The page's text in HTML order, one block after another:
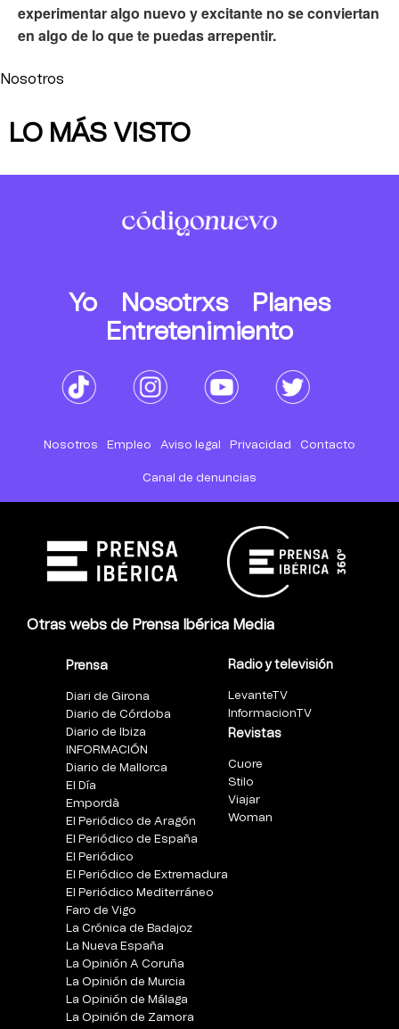
experimentar algo nuevo y excitante no se conviertan
en algo de lo que te puedas arrepentir.
Nosotros
LO MÁS VISTO
Yo Nosotrxs
Planes
Entretenimiento
Nosotros Empleo Aviso legal Privacidad Contacto
Canal de denuncias
Otras webs de Prensa Ibérica Media
Prensa
Diari de Girona
Diario de Córdoba
Diario de Ibiza
INFORMACIÓN
Diario de Mallorca
El Día
Empordà
El Periódico de Aragón
El Periódico de España
El Periódico
El Periódico de Extremadura
El Periódico Mediterráneo
Faro de Vigo
La Crónica de Badajoz
La Nueva España
La Opinión A Coruña
La Opinión de Murcia
La Opinión de Málaga
La Opinión de Zamora
Radio y televisión
LevanteTV
InformacionTV
Revistas
Cuore
Stilo
Viajar
Woman